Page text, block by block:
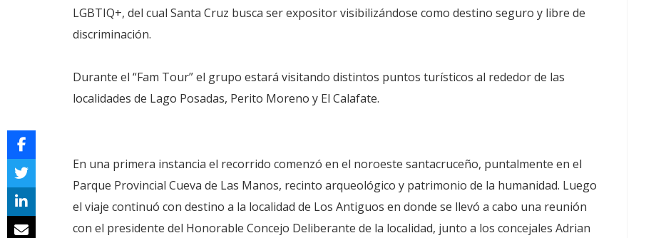
LGBTIQ+, del cual Santa Cruz busca ser expositor visibilizándose como destino seguro y libre de
discriminación.
Durante el “Fam Tour” el grupo estará visitando distintos puntos turísticos al rededor de las
localidades de Lago Posadas, Perito Moreno y El Calafate.
En una primera instancia el recorrido comenzó en el noroeste santacruceño, puntalmente en el
Parque Provincial Cueva de Las Manos, recinto arqueológico y patrimonio de la humanidad. Luego
el viaje continuó con destino a la localidad de Los Antiguos en donde se llevó a cabo una reunión
con el presidente del Honorable Concejo Deliberante de la localidad, junto a los concejales Adrian